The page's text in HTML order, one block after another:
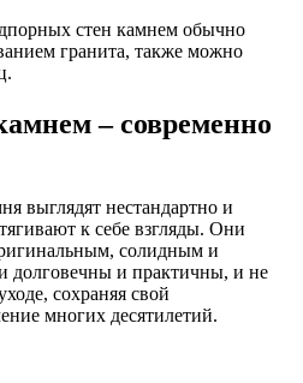
стен камнем обычно
гранита, также можно
– современно
выглядят нестандартно и
к себе взгляды. Они
солидным и
долговечны и практичны, и не
сохраняя свой
многих десятилетий.